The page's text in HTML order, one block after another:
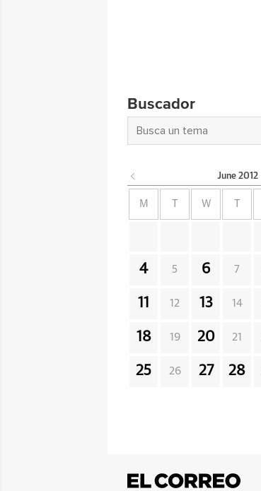
Buscador
June 2012
M W
4 5 6 7
11 12 13 14
18 19 20 21
25 26 27 28